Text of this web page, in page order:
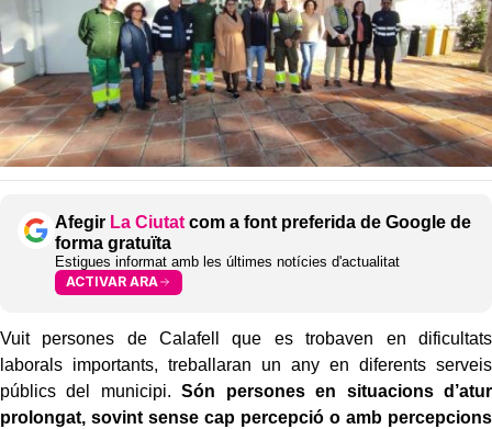
Afegir La Ciutat com a font preferida de Google de
forma gratuïta
Estigues informat amb les últimes notícies d'actualitat
ACTIVAR ARA
Vuit persones de Calafell que es trobaven en dificultats
laborals importants, treballaran un any en diferents serveis
públics del municipi.Són persones en situacions d’atur
prolongat, sovint sense cap percepció o amb percepcions